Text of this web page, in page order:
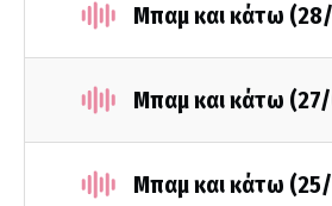
Μπαμ και κάτω
Μπαμ και κάτω
Μπαμ και κάτω